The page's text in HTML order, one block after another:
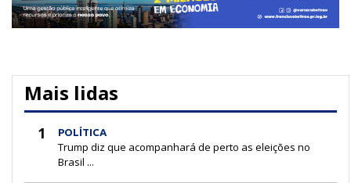
Mais lidas
1 POLÍTICA
Trump diz que acompanhará de perto as eleições no
Brasil ...